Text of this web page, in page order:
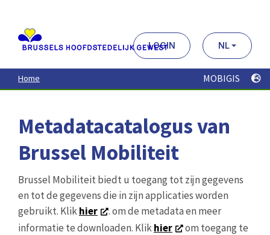
contenu
principal
LOGIN NL
Home MOBIGIS
Metadatacatalogus van
Brussel Mobiliteit
Brussel Mobiliteit biedt u toegang tot zijn gegevens
en tot de gegevens die in zijn applicaties worden
gebruikt. Klikhier
. om de metadata en meer
informatie te downloaden. Klikhier
om toegang te